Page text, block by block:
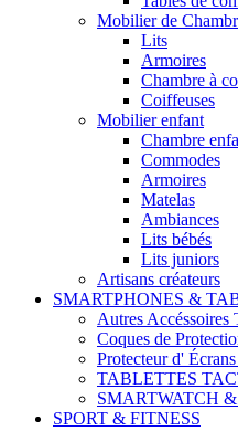
Mobilier de
Lits
Armoires
Chambre à
Coiffeuses
Mobilier enfant
Chambre
Commodes
Armoires
Matelas
Ambiances
Lits bébés
Lits juniors
Artisans créateurs
SMARTPHONES &
Autres Accéssoires
Coques de
Protecteur d'
TABLETTES
SMARTWATCH
SPORT & FITNESS